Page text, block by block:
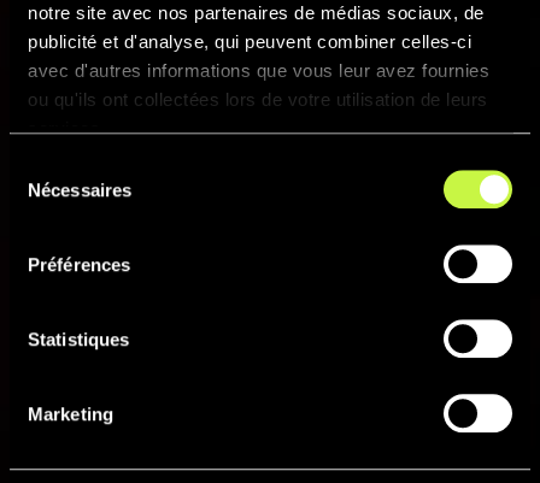
notre site avec nos partenaires de médias sociaux, de
publicité et d'analyse, qui peuvent combiner celles-ci
avec d'autres informations que vous leur avez fournies
ou qu'ils ont collectées lors de votre utilisation de leurs
services.
Nécessaires
Préférences
Statistiques
Marketing